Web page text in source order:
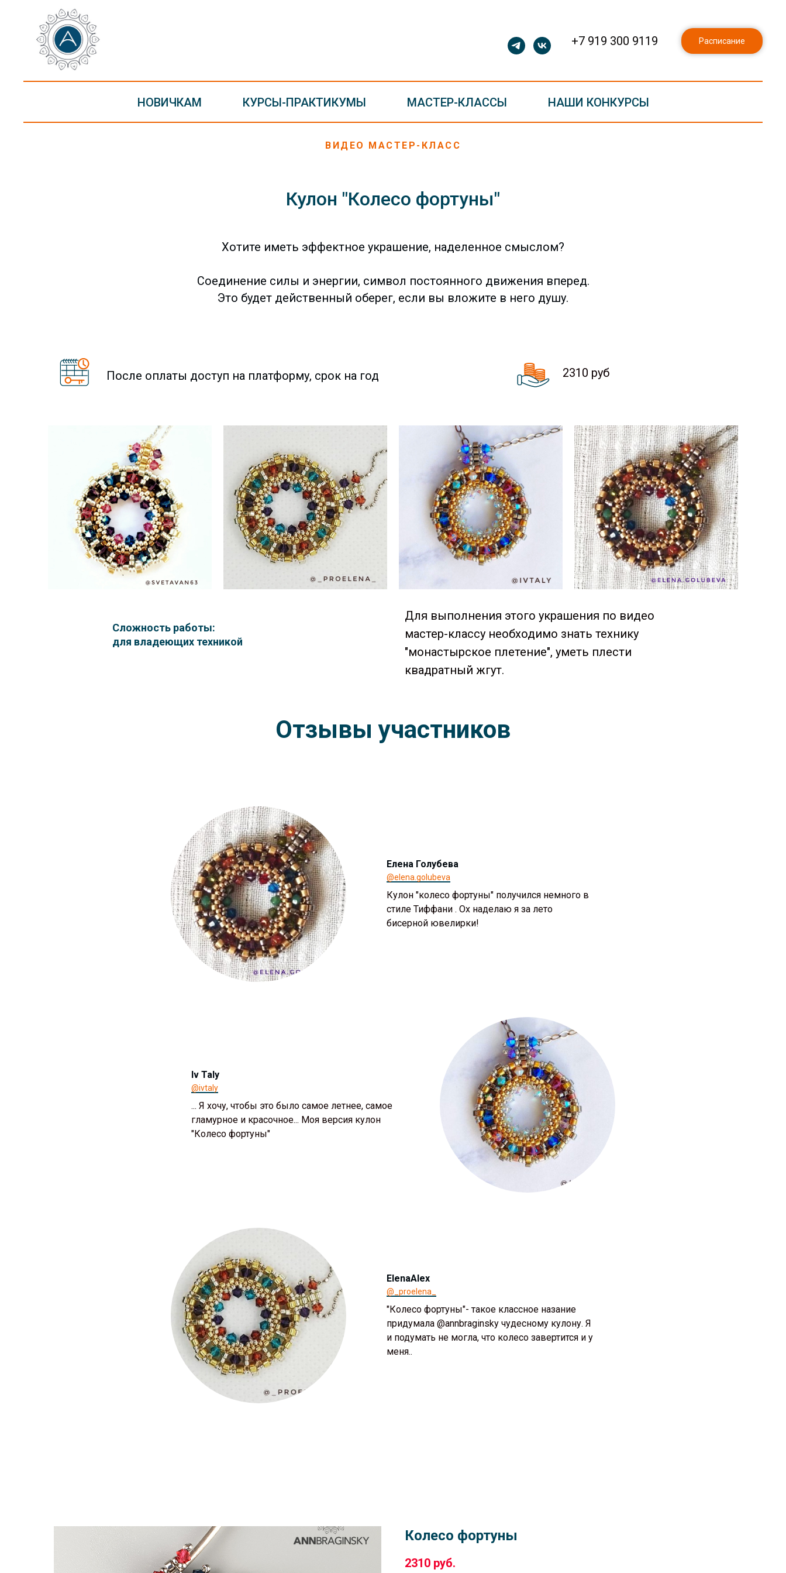
+7 919 300 9119 Расписание
НОВИЧКАМ КУРСЫ-ПРАКТИКУМЫ МАСТЕР-КЛАССЫ НАШИ КОНКУРСЫ
ВИДЕО МАСТЕР-КЛАСС
Кулон "Колесо фортуны"
Хотите иметь эффектное украшение, наделенное смыслом?
Соединение силы и энергии, символ постоянного движения вперед.
Это будет действенный оберег, если вы вложите в него душу.
После оплаты доступ на платформу, срок на год 2310 руб
Сложность работы:
для владеющих техникой
Для выполнения этого украшения по видео
мастер-классу необходимо знать технику
"монастырское плетение", уметь плести
квадратный жгут.
Отзывы участников
Елена Голубева
@elena.golubeva
Кулон "колесо фортуны" получился немного в
стиле Тиффани . Ох наделаю я за лето
бисерной ювелирки!
Iv Taly
@ivtaly
... Я хочу, чтобы это было самое летнее, самое
гламурное и красочное... Моя версия кулон
"Колесо фортуны"
ElenaAlex
@_proelena_
"Колесо фортуны"- такое классное назание
придумала @annbraginsky чудесному кулону. Я
и подумать не могла, что колесо завертится и у
меня..
Колесо фортуны
2310 руб.